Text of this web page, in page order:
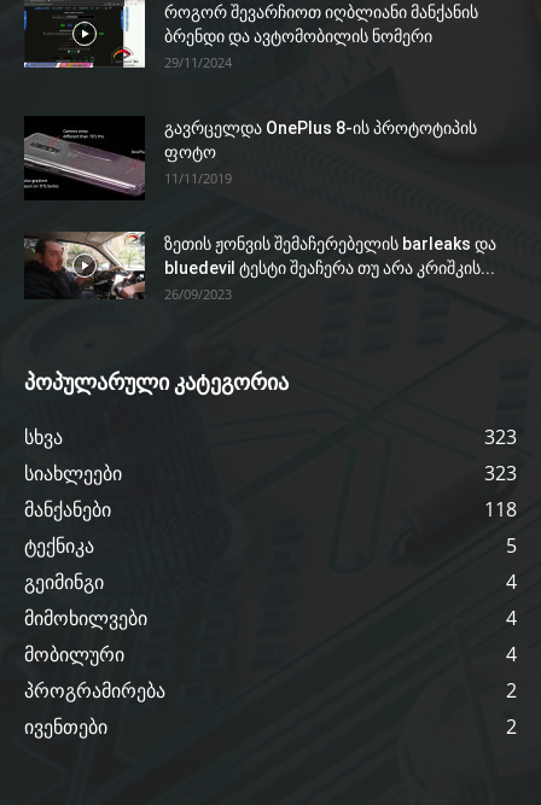
როგორ შევარჩიოთ იღბლიანი მანქანის
ბრენდი და ავტომობილის ნომერი
29/11/2024
გავრცელდა OnePlus 8-ის პროტოტიპის
ფოტო
11/11/2019
ზეთის ჟონვის შემაჩერებელის barleaks და
bluedevil ტესტი შეაჩერა თუ არა კრიშკის...
26/09/2023
პოპულარული კატეგორია
სხვა
323
სიახლეები
323
მანქანები
118
ტექნიკა
5
გეიმინგი
4
მიმოხილვები
4
მობილური
4
პროგრამირება
2
ივენთები
2